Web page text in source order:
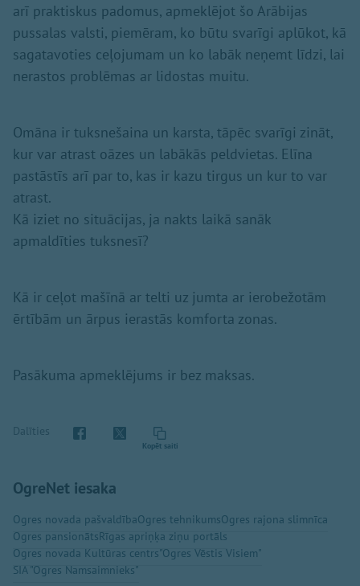
arī praktiskus padomus, apmeklējot šo Arābijas
pussalas valsti, piemēram, ko būtu svarīgi aplūkot, kā
sagatavoties ceļojumam un ko labāk neņemt līdzi, lai
nerastos problēmas ar lidostas muitu.
Omāna ir tuksnešaina un karsta, tāpēc svarīgi zināt,
kur var atrast oāzes un labākās peldvietas. Elīna
pastāstīs arī par to, kas ir kazu tirgus un kur to var
atrast.
Kā iziet no situācijas, ja nakts laikā sanāk
apmaldīties tuksnesī?
Kā ir ceļot mašīnā ar telti uz jumta ar ierobežotām
ērtībām un ārpus ierastās komforta zonas.
Pasākuma apmeklējums ir bez maksas.
Dalīties
Kopēt saiti
OgreNet iesaka
Ogres novada pašvaldībaOgres tehnikumsOgres rajona slimnīca
Ogres pansionātsRīgas apriņķa ziņu portāls
Ogres novada Kultūras centrs"Ogres Vēstis Visiem"
SIA "Ogres Namsaimnieks"